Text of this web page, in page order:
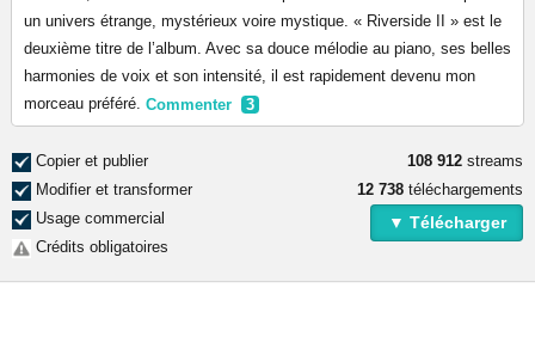
un univers étrange, mystérieux voire mystique. « Riverside II » est le
deuxième titre de l’album. Avec sa douce mélodie au piano, ses belles
harmonies de voix et son intensité, il est rapidement devenu mon
morceau préféré. Commenter 3
Copier et publier
Modifier et transformer
Usage commercial
Crédits obligatoires
108 912 streams
12 738 téléchargements
▼ Télécharger